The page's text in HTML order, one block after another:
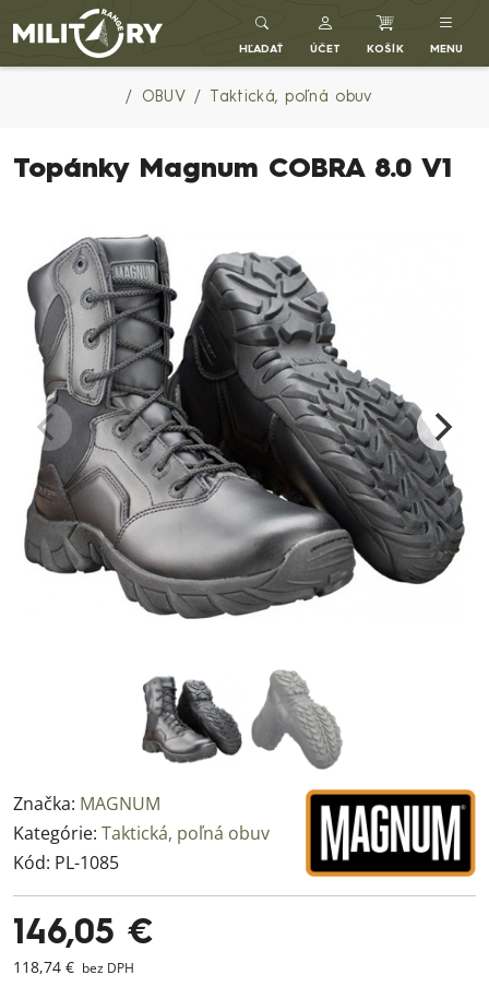
Army shop MILITARY RANGE SK
HĽADAŤ ÚČET KOŠÍK MENU
OBUV Taktická, poľná obuv
Topánky Magnum COBRA 8.0 V1
Značka: MAGNUM
Kategórie: Taktická, poľná obuv
Kód: PL-1085
146,05 €
118,74 € bez DPH